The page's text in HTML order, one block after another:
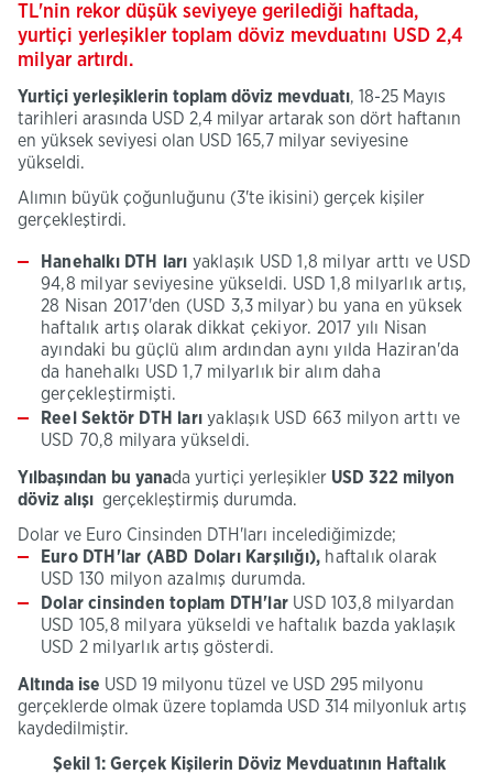
TL'nin rekor düşük seviyeye gerilediği haftada,
yurtiçi yerleşikler toplam döviz mevduatını USD 2,4
milyar artırdı.
Yurtiçi yerleşiklerin toplam döviz mevduatı, 18-25 Mayıs
tarihleri arasında USD 2,4 milyar artarak son dört haftanın
en yüksek seviyesi olan USD 165,7 milyar seviyesine
yükseldi.
Alımın büyük çoğunluğunu (3'te ikisini) gerçek kişiler
gerçekleştirdi.
Hanehalkı DTH ları yaklaşık USD 1,8 milyar arttı ve USD
94,8 milyar seviyesine yükseldi. USD 1,8 milyarlık artış,
28 Nisan 2017'den (USD 3,3 milyar) bu yana en yüksek
haftalık artış olarak dikkat çekiyor. 2017 yılı Nisan
ayındaki bu güçlü alım ardından aynı yılda Haziran'da
da hanehalkı USD 1,7 milyarlık bir alım daha
gerçekleştirmişti.
Reel Sektör DTH ları yaklaşık USD 663 milyon arttı ve
USD 70,8 milyara yükseldi.
Yılbaşından bu yanada yurtiçi yerleşikler USD 322 milyon
döviz alışı gerçekleştirmiş durumda.
Dolar ve Euro Cinsinden DTH'ları incelediğimizde;
Euro DTH'lar (ABD Doları Karşılığı), haftalık olarak
USD 130 milyon azalmış durumda.
Dolar cinsinden toplam DTH'lar USD 103,8 milyardan
USD 105,8 milyara yükseldi ve haftalık bazda yaklaşık
USD 2 milyarlık artış gösterdi.
Altında ise USD 19 milyonu tüzel ve USD 295 milyonu
gerçeklerde olmak üzere toplamda USD 314 milyonluk artış
kaydedilmiştir.
Şekil 1: Gerçek Kişilerin Döviz Mevduatının Haftalık